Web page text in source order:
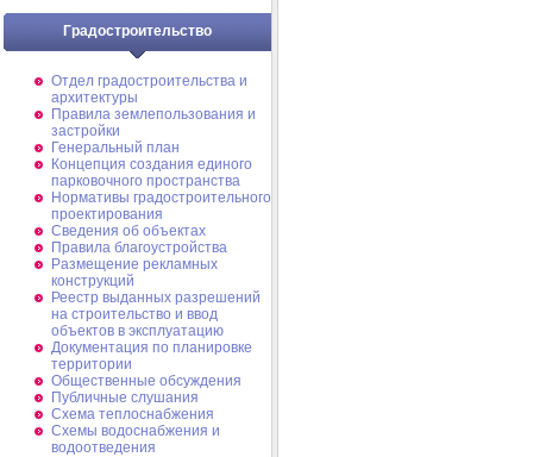
Градостроительство
Отдел градостроительства и
архитектуры
Правила землепользования и
застройки
Генеральный план
Концепция создания единого
парковочного пространства
Нормативы градостроительного
проектирования
Сведения об объектах
Правила благоустройства
Размещение рекламных
конструкций
Реестр выданных разрешений
на строительство и ввод
объектов в эксплуатацию
Документация по планировке
территории
Общественные обсуждения
Публичные слушания
Схема теплоснабжения
Схемы водоснабжения и
водоотведения